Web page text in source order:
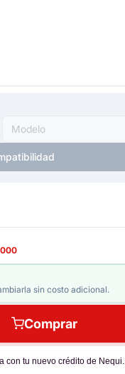
sin costo adicional.
Comprar
con tu nuevo crédito de Nequi.